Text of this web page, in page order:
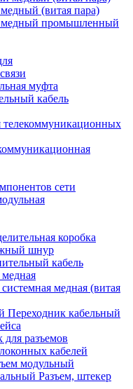
(витая пара)
медный промышленный
муфта
кабель
телекоммуникационных
сети
коробка
шнур
кабель
медная (витая
Переходник кабельный
разъемов
кабелей
модульный
Разъем, штекер